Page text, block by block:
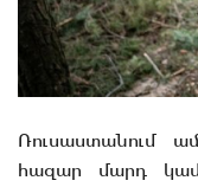
Ռուսաստանում
հազար մարդ